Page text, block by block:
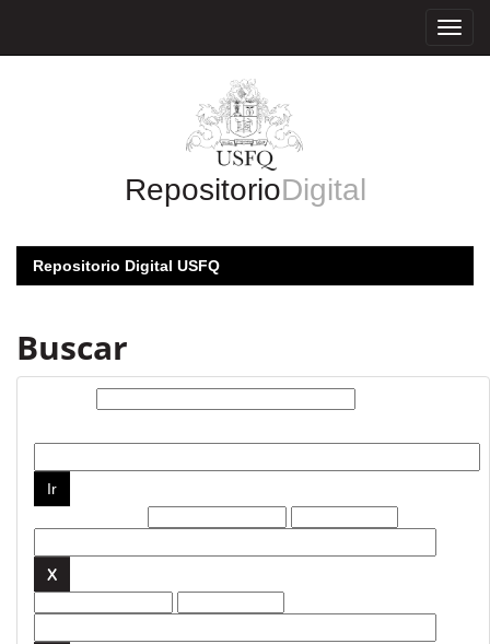
RepositorioDigital
Repositorio Digital USFQ
Buscar